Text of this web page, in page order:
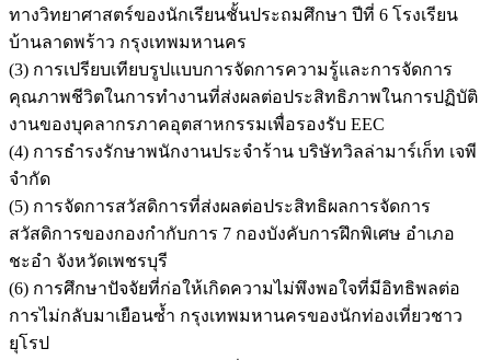
ทางวิทยาศาสตร์ของนักเรียนชั้นประถมศึกษา ปีที่ 6 โรงเรียน
บ้านลาดพร้าว กรุงเทพมหานคร
(3) การเปรียบเทียบรูปแบบการจัดการความรู้และการจัดการ
คุณภาพชีวิตในการทำงานที่ส่งผลต่อประสิทธิภาพในการปฏิบัติ
งานของบุคลากรภาคอุตสาหกรรมเพื่อรองรับ EEC
(4) การธำรงรักษาพนักงานประจำร้าน บริษัทวิลล่ามาร์เก็ท เจพี
จำกัด
(5) การจัดการสวัสดิการที่ส่งผลต่อประสิทธิผลการจัดการ
สวัสดิการของกองกำกับการ 7 กองบังคับการฝึกพิเศษ อำเภอ
ชะอำ จังหวัดเพชรบุรี
(6) การศึกษาปัจจัยที่ก่อให้เกิดความไม่พึงพอใจที่มีอิทธิพลต่อ
การไม่กลับมาเยือนซ้ำ กรุงเทพมหานครของนักท่องเที่ยวชาว
ยุโรป